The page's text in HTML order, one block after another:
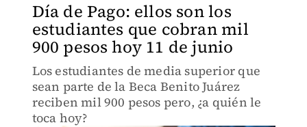
Día de Pago: ellos son los
estudiantes que cobran mil
900 pesos hoy 11 de junio
Los estudiantes de media superior que
sean parte de la Beca Benito Juárez
reciben mil 900 pesos pero, ¿a quién le
toca hoy?